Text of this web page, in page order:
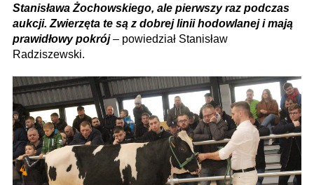
Stanisława Żochowskiego, ale pierwszy raz podczas
aukcji. Zwierzęta te są z dobrej linii hodowlanej i mają
prawidłowy pokrój– powiedział Stanisław
Radziszewski.